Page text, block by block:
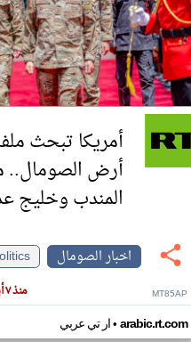
أمريكا تبحث
أرض الصومال..
المندب وخليج
اخبار الصومال
منذ ٧ أيام MT85AP
ار تي عربي• arabic.rt.com